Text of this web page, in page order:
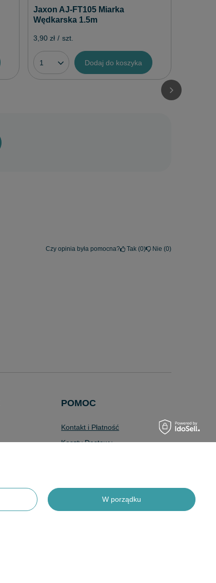
Jaxon AJ-FT105 Miarka
Wędkarska 1.5m
3,90 zł / szt.
Dodaj do koszyka
Czy opinia była pomocna? Tak 0 Nie 0
POMOC
Kontakt i Płatność
Koszty Dostawy
Program Lojalnościowy
Odstąpienie od Umowy
W porządku